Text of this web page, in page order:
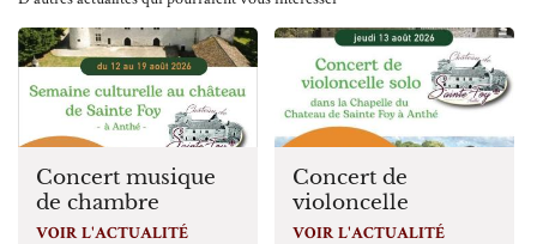
Avis
Contact
Inscription Infolettre
Concert musique
de chambre
VOIR L'ACTUALITÉ
Concert de
violoncelle
VOIR L'ACTUALITÉ